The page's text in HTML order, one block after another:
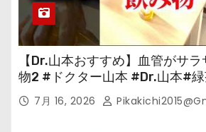
【Dr.山本おすすめ】血管がサ
物2 #ドクター山本 #Dr.山本#
7月 16, 2026